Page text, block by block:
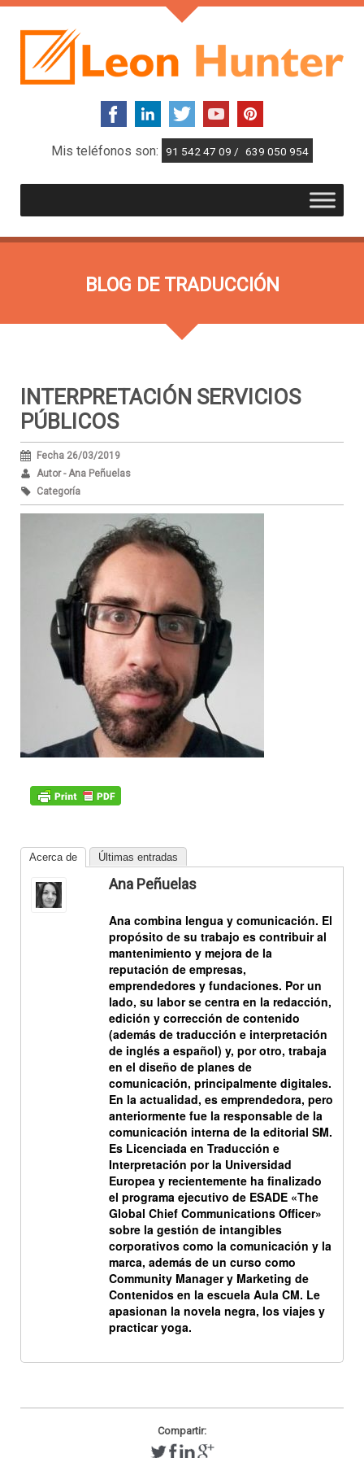
Mis teléfonos son: 91 542 47 09 / 639 050 954
BLOG DE TRADUCCIÓN
INTERPRETACIÓN SERVICIOS
PÚBLICOS
Fecha 26/03/2019
Autor - Ana Peñuelas
Categoría
Acerca de Últimas entradas
Ana Peñuelas
Ana combina lengua y comunicación. El
propósito de su trabajo es contribuir al
mantenimiento y mejora de la
reputación de empresas,
emprendedores y fundaciones. Por un
lado, su labor se centra en la redacción,
edición y corrección de contenido
(además de traducción e interpretación
de inglés a español) y, por otro, trabaja
en el diseño de planes de
comunicación, principalmente digitales.
En la actualidad, es emprendedora, pero
anteriormente fue la responsable de la
comunicación interna de la editorial SM.
Es Licenciada en Traducción e
Interpretación por la Universidad
Europea y recientemente ha finalizado
el programa ejecutivo de ESADE «The
Global Chief Communications Officer»
sobre la gestión de intangibles
corporativos como la comunicación y la
marca, además de un curso como
Community Manager y Marketing de
Contenidos en la escuela Aula CM. Le
apasionan la novela negra, los viajes y
practicar yoga.
Compartir: